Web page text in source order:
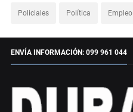
Policiales Política Empleo
ENVÍA INFORMACIÓN: 099 961 044